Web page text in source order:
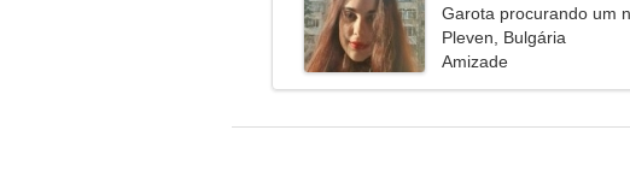
Garota procurando um
Pleven, Bulgária
Amizade